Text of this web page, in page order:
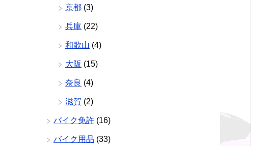
京都 (3)
兵庫 (22)
和歌山 (4)
大阪 (15)
奈良 (4)
滋賀 (2)
バイク免許 (16)
バイク用品 (33)